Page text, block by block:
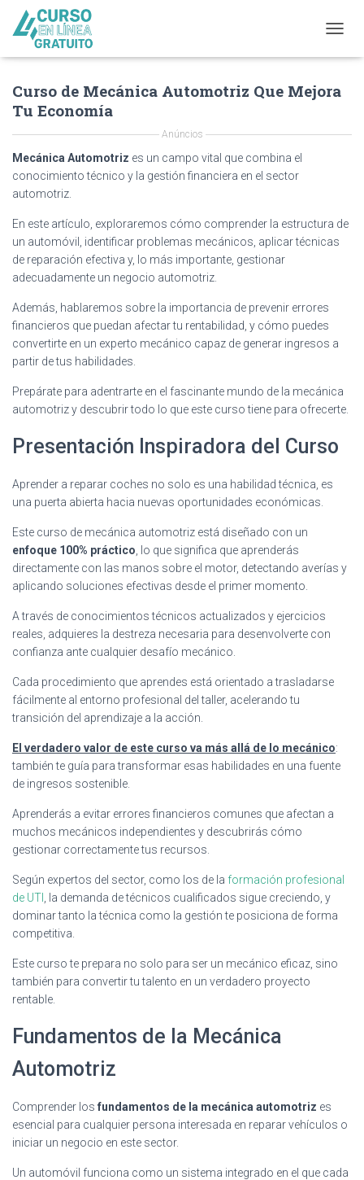
O
G
N
T
I
Curso de Mecánica Automotriz Que Mejora
Tu Economía
Anúncios
Mecánica Automotriz es un campo vital que combina el
conocimiento técnico y la gestión financiera en el sector
automotriz.
En este artículo, exploraremos cómo comprender la estructura de
un automóvil, identificar problemas mecánicos, aplicar técnicas
de reparación efectiva y, lo más importante, gestionar
adecuadamente un negocio automotriz.
Además, hablaremos sobre la importancia de prevenir errores
financieros que puedan afectar tu rentabilidad, y cómo puedes
convertirte en un experto mecánico capaz de generar ingresos a
partir de tus habilidades.
Prepárate para adentrarte en el fascinante mundo de la mecánica
automotriz y descubrir todo lo que este curso tiene para ofrecerte.
Presentación Inspiradora del Curso
Aprender a reparar coches no solo es una habilidad técnica, es
una puerta abierta hacia nuevas oportunidades económicas.
Este curso de mecánica automotriz está diseñado con un
enfoque 100% práctico , lo que significa que aprenderás
directamente con las manos sobre el motor, detectando averías y
aplicando soluciones efectivas desde el primer momento.
A través de conocimientos técnicos actualizados y ejercicios
reales, adquieres la destreza necesaria para desenvolverte con
confianza ante cualquier desafío mecánico.
Cada procedimiento que aprendes está orientado a trasladarse
fácilmente al entorno profesional del taller, acelerando tu
transición del aprendizaje a la acción.
El verdadero valor de este curso va más allá de lo mecánico:
también te guía para transformar esas habilidades en una fuente
de ingresos sostenible.
Aprenderás a evitar errores financieros comunes que afectan a
muchos mecánicos independientes y descubrirás cómo
gestionar correctamente tus recursos.
Según expertos del sector, como los de la formación profesional
de UTI
, la demanda de técnicos cualificados sigue creciendo, y
dominar tanto la técnica como la gestión te posiciona de forma
competitiva.
Este curso te prepara no solo para ser un mecánico eficaz, sino
también para convertir tu talento en un verdadero proyecto
rentable.
Fundamentos de la Mecánica
Automotriz
Comprender los fundamentos de la mecánica automotriz es
esencial para cualquier persona interesada en reparar vehículos o
iniciar un negocio en este sector.
Un automóvil funciona como un sistema integrado en el que cada